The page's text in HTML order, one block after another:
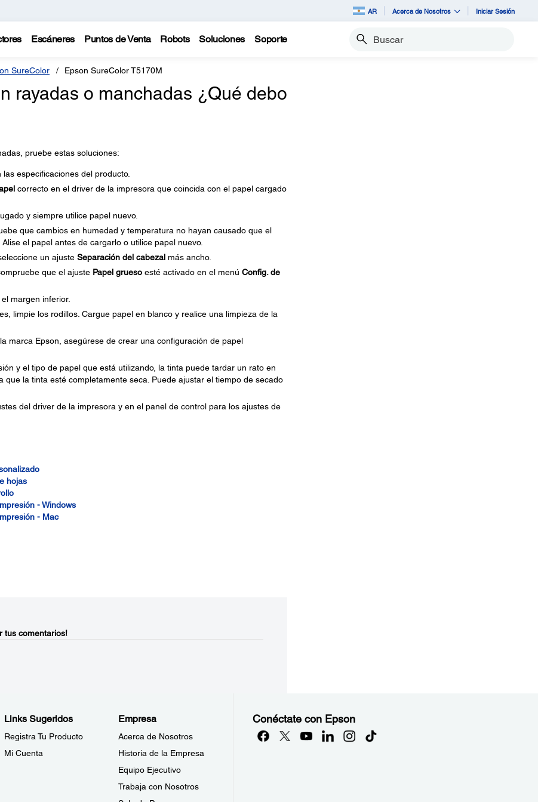
AR Acerca de Nosotros Iniciar Sesión
Escáneres Puntos de Venta Robots Soluciones Soporte Buscar
SureColor Epson SureColor T5170M
rayadas o manchadas ¿Qué debo
pruebe estas soluciones:
especificaciones del producto.
correcto en el driver de la impresora que coincida con el papel cargado
y siempre utilice papel nuevo.
que cambios en humedad y temperatura no hayan causado que el
el papel antes de cargarlo o utilice papel nuevo.
un ajuste Separación del cabezalmás ancho.
que el ajuste Papel gruesoesté activado en el menú Config. de
margen inferior.
limpie los rodillos. Cargue papel en blanco y realice una limpieza de la
marca Epson, asegúrese de crear una configuración de papel
y el tipo de papel que está utilizando, la tinta puede tardar un rato en
que la tinta esté completamente seca. Puede ajustar el tiempo de secado
del driver de la impresora y en el panel de control para los ajustes de
hojas
- Windows
- Mac
tus comentarios!
Links Sugeridos
Registra Tu Producto
Mi Cuenta
Empresa
Acerca de Nosotros
Historia de la Empresa
Equipo Ejecutivo
Trabaja con Nosotros
Conéctate con Epson